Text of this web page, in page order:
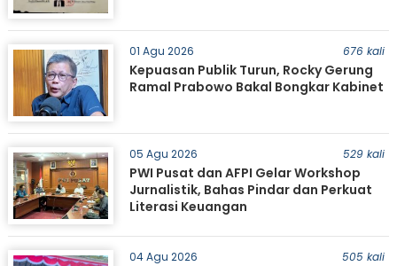
01 Agu 2026 676 kali
Kepuasan Publik Turun, Rocky Gerung
Ramal Prabowo Bakal Bongkar Kabinet
05 Agu 2026 529 kali
PWI Pusat dan AFPI Gelar Workshop
Jurnalistik, Bahas Pindar dan Perkuat
Literasi Keuangan
04 Agu 2026 505 kali